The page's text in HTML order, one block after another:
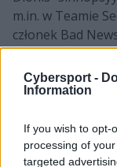
Cybersport -
Information
If you wish to opt-
processing of
targeted
m.in. w Teamie
członek Bad
kolejnych
organizacji
dobre i pod
wiemy, szybko
wdzięczny, że